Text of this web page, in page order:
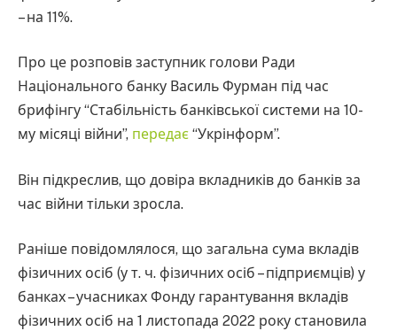
– на 11%.
Про це розповів заступник голови Ради
Національного банку Василь Фурман під час
брифінгу “Стабільність банківської системи на 10-
му місяці війни”, передає “Укрінформ”.
Він підкреслив, що довіра вкладників до банків за
час війни тільки зросла.
Раніше повідомлялося, що загальна сума вкладів
фізичних осіб (у т. ч. фізичних осіб – підприємців) у
банках – учасниках Фонду гарантування вкладів
фізичних осіб на 1 листопада 2022 року становила